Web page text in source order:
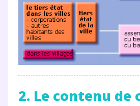
2. Le contenu de